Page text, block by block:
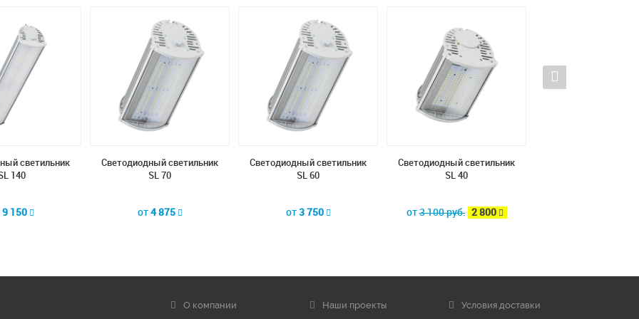
светильник
140
9 150
Светодиодный светильник
SL 70
от4 875
Светодиодный светильник
SL 60
от3 750
Светодиодный светильник
SL 40
от3 100 руб. 2 800
О компании Наши проекты Условия доставки